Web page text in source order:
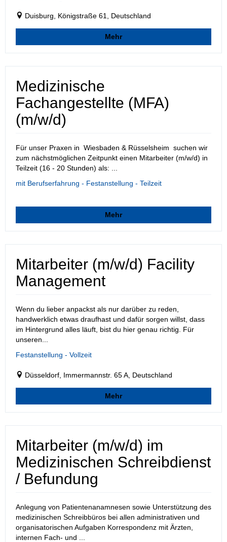
Duisburg, Königstraße 61, Deutschland
Mehr
Medizinische
Fachangestellte (MFA)
(m/w/d)
Für unser Praxen in Wiesbaden & Rüsselsheim suchen wir
zum nächstmöglichen Zeitpunkt einen Mitarbeiter (m/w/d) in
Teilzeit (16 - 20 Stunden) als: ...
mit Berufserfahrung - Festanstellung - Teilzeit
Mehr
Mitarbeiter (m/w/d) Facility
Management
Wenn du lieber anpackst als nur darüber zu reden,
handwerklich etwas draufhast und dafür sorgen willst, dass
im Hintergrund alles läuft, bist du hier genau richtig. Für
unseren...
Festanstellung - Vollzeit
Düsseldorf, Immermannstr. 65 A, Deutschland
Mehr
Mitarbeiter (m/w/d) im
Medizinischen Schreibdienst
/ Befundung
Anlegung von Patientenanamnesen sowie Unterstützung des
medizinischen Schreibbüros bei allen administrativen und
organisatorischen Aufgaben Korrespondenz mit Ärzten,
internen Fach- und ...